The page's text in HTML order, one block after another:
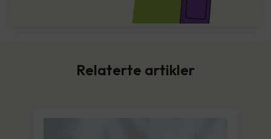
Relaterte artikler